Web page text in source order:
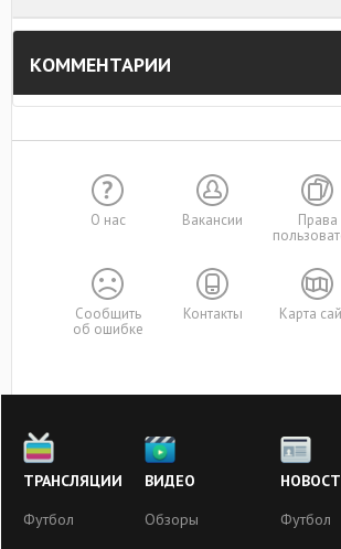
КОММЕНТАРИИ
О нас Вакансии
Права
Сообщить
об ошибке
Контакты Карта
ТРАНСЛЯЦИИ
Футбол
ВИДЕО
Обзоры
Футбол